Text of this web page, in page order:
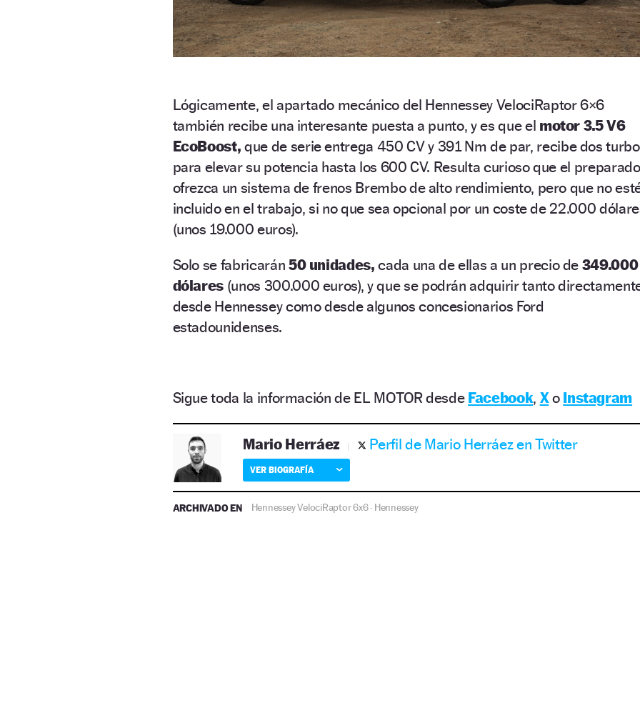
Lógicamente, el apartado mecánico del Hennessey VelociRaptor 6×6
también recibe una interesante puesta a punto, y es que el motor 3.5 V6
EcoBoost, que de serie entrega 450 CV y 391 Nm de par, recibe dos
para elevar su potencia hasta los 600 CV. Resulta curioso que el
ofrezca un sistema de frenos Brembo de alto rendimiento, pero que no
incluido en el trabajo, si no que sea opcional por un coste de 22.000
(unos 19.000 euros).
Solo se fabricarán 50 unidades, cada una de ellas a un precio de 349.000
dólares (unos 300.000 euros), y que se podrán adquirir tanto
desde Hennessey como desde algunos concesionarios Ford
estadounidenses.
Sigue toda la información de EL MOTOR desde Facebook, Xo Instagram
Mario Herráez Perfil de Mario Herráez en Twitter
VER BIOGRAFÍA
ARCHIVADO EN Hennessey VelociRaptor 6x6· Hennessey